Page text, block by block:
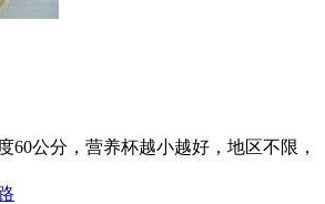
60公分，营养杯越小越好，地区不限，